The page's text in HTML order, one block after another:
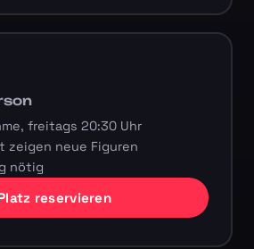
freitags 20:30 Uhr
zeigen neue Figuren
nötig
reservieren